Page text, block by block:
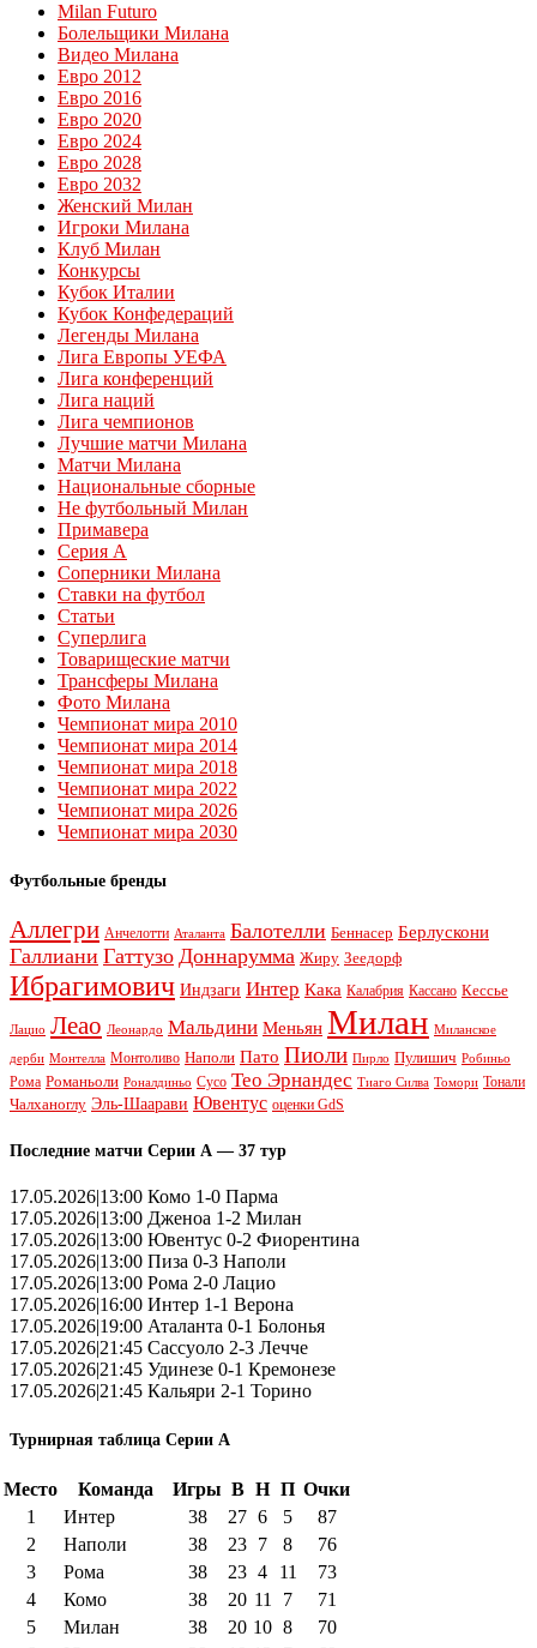
Milan Futuro
Болельщики Милана
Видео Милана
Евро 2012
Евро 2016
Евро 2020
Евро 2024
Евро 2028
Евро 2032
Женский Милан
Игроки Милана
Клуб Милан
Конкурсы
Кубок Италии
Кубок Конфедераций
Легенды Милана
Лига Европы УЕФА
Лига конференций
Лига наций
Лига чемпионов
Лучшие матчи Милана
Матчи Милана
Национальные сборные
Не футбольный Милан
Примавера
Серия А
Соперники Милана
Ставки на футбол
Статьи
Суперлига
Товарищеские матчи
Трансферы Милана
Фото Милана
Чемпионат мира 2010
Чемпионат мира 2014
Чемпионат мира 2018
Чемпионат мира 2022
Чемпионат мира 2026
Чемпионат мира 2030
Футбольные бренды
Аллегри Анчелотти Аталанта Балотелли Беннасер Берлускони
Галлиани Гаттузо Доннарумма Жиру Зеедорф
Ибрагимович Индзаги Интер Кака Калабрия Кассано Кессье
Лацио Леао Леонардо Мальдини Меньян Милан Миланское
дерби Монтелла Монтоливо Наполи Пато Пиоли Пирло Пулишич Робиньо
Рома Романьоли Роналдиньо Сусо Тео Эрнандес Тиаго Силва Томори Тонали
Чалханоглу Эль-Шаарави Ювентус оценки GdS
Последние матчи Серии А — 37 тур
17.05.2026|13:00 Комо 1-0 Парма
17.05.2026|13:00 Дженоа 1-2 Милан
17.05.2026|13:00 Ювентус 0-2 Фиорентина
17.05.2026|13:00 Пиза 0-3 Наполи
17.05.2026|13:00 Рома 2-0 Лацио
17.05.2026|16:00 Интер 1-1 Верона
17.05.2026|19:00 Аталанта 0-1 Болонья
17.05.2026|21:45 Сассуоло 2-3 Лечче
17.05.2026|21:45 Удинезе 0-1 Кремонезе
17.05.2026|21:45 Кальяри 2-1 Торино
Турнирная таблица Серии А
Место Команда Игры В Н П Очки
1
Интер 38 27 6 5
87
2
Наполи 38 23 7 8
76
3
Рома 38 23 4 11
73
4
Комо 38 20 11 7
71
5
Милан 38 20 10 8
70